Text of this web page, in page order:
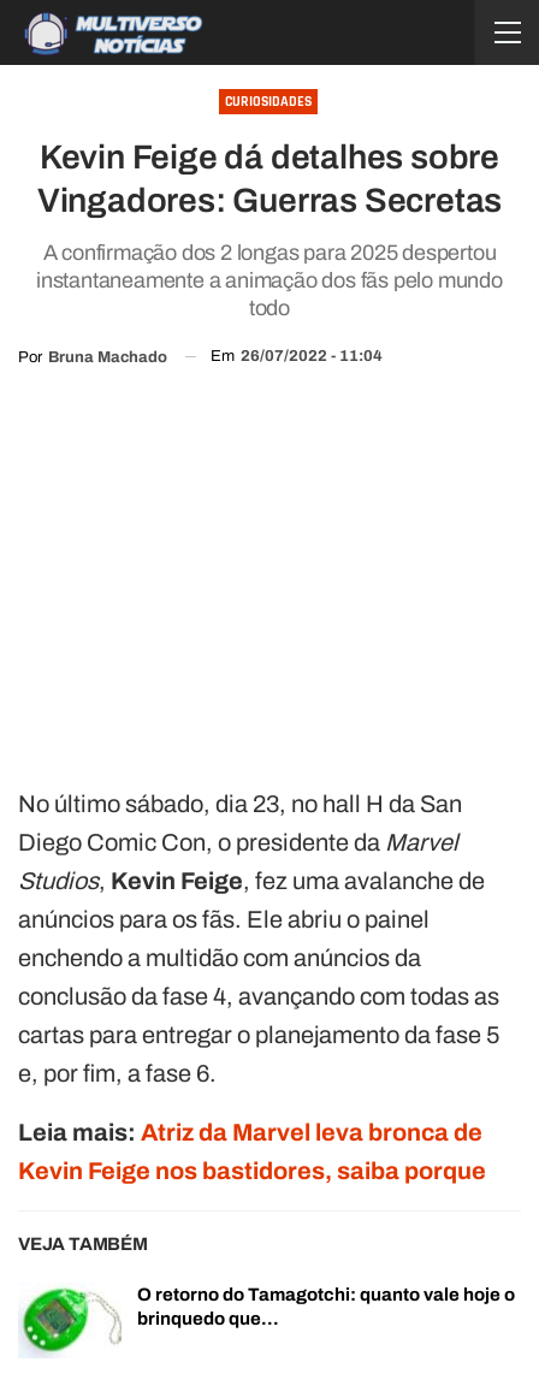
CURIOSIDADES
Kevin Feige dá detalhes sobre
Vingadores: Guerras Secretas
A confirmação dos 2 longas para 2025 despertou
instantaneamente a animação dos fãs pelo mundo
todo
Por Bruna Machado Em 26/07/2022 - 11:04
No último sábado, dia 23, no hall H da San
Diego Comic Con, o presidente da Marvel
Studios, Kevin Feige, fez uma avalanche de
anúncios para os fãs. Ele abriu o painel
enchendo a multidão com anúncios da
conclusão da fase 4, avançando com todas as
cartas para entregar o planejamento da fase 5
e, por fim, a fase 6.
Leia mais: Atriz da Marvel leva bronca de
Kevin Feige nos bastidores, saiba porque
VEJA TAMBÉM
O retorno do Tamagotchi: quanto vale hoje o
brinquedo que…